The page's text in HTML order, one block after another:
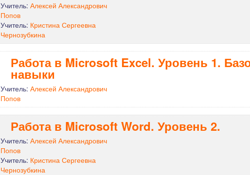
Учитель: Алексей Александрович
Попов
Учитель: Кристина Сергеевна
Чернозубкина
Работа в Microsoft Excel. Уровень 1.
навыки
Учитель: Алексей Александрович
Попов
Работа в Microsoft Word. Уровень 2.
Учитель: Алексей Александрович
Попов
Учитель: Кристина Сергеевна
Чернозубкина